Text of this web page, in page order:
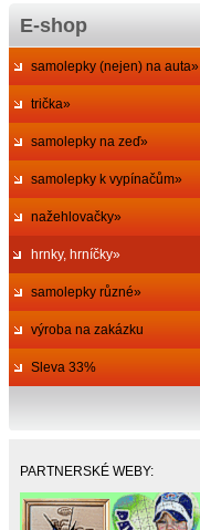
E-shop
samolepky (nejen) na auta»
trička»
samolepky na zeď»
samolepky k vypínačům»
nažehlovačky»
hrnky, hrníčky»
samolepky různé»
výroba na zakázku
Sleva 33%
PARTNERSKÉ WEBY: